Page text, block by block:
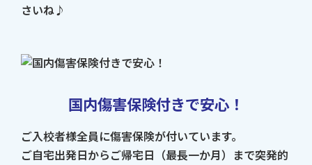
さいね♪
国内傷害保険付きで安心！
ご入校者様全員に傷害保険が付いています。
ご自宅出発日からご帰宅日（最長一か月）まで突発的